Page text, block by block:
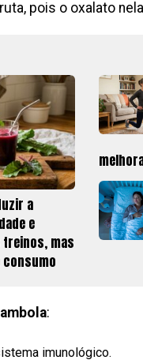
pois o oxalato
a
e
mas
:
imunológico.